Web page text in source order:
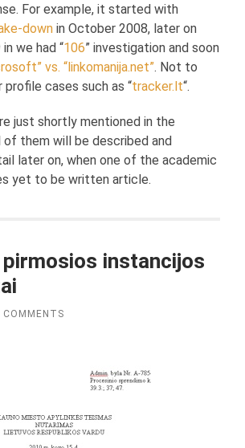
For example, it started with
down in October 2008, later on
we had “106” investigation and soon
vs. “linkomanija.net”. Not to
cases such as “tracker.lt“.
just shortly mentioned in the
of them will be described and
later on, when one of the academic
yet to be written article.
instancijos
COMMENTS